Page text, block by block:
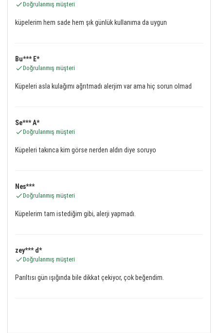
Doğrulanmış müşteri
küpelerim hem sade hem şık günlük kullanıma da uygun
Bu*** E*
Doğrulanmış müşteri
Küpeleri asla kulağımı ağrıtmadı alerjim var ama hiç sorun olmad
Se*** A*
Doğrulanmış müşteri
Küpeleri takınca kim görse nerden aldın diye soruyo
Nes***
Doğrulanmış müşteri
Küpelerim tam istediğim gibi, alerji yapmadı.
zey*** d*
Doğrulanmış müşteri
Parıltısı gün ışığında bile dikkat çekiyor, çok beğendim.